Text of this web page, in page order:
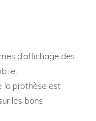
d’affichage des
la prothèse est
les bons